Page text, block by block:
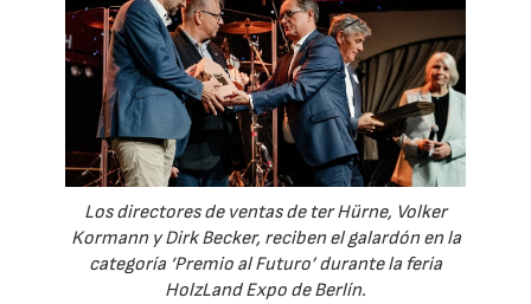
Los directores de ventas de ter Hürne, Volker
Kormann y Dirk Becker, reciben el galardón en la
categoría ‘Premio al Futuro’ durante la feria
HolzLand Expo de Berlín.